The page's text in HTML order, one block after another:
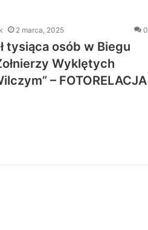
2 marca, 2025 0
tysiąca osób w Biegu
Wyklętych
– FOTORELACJA